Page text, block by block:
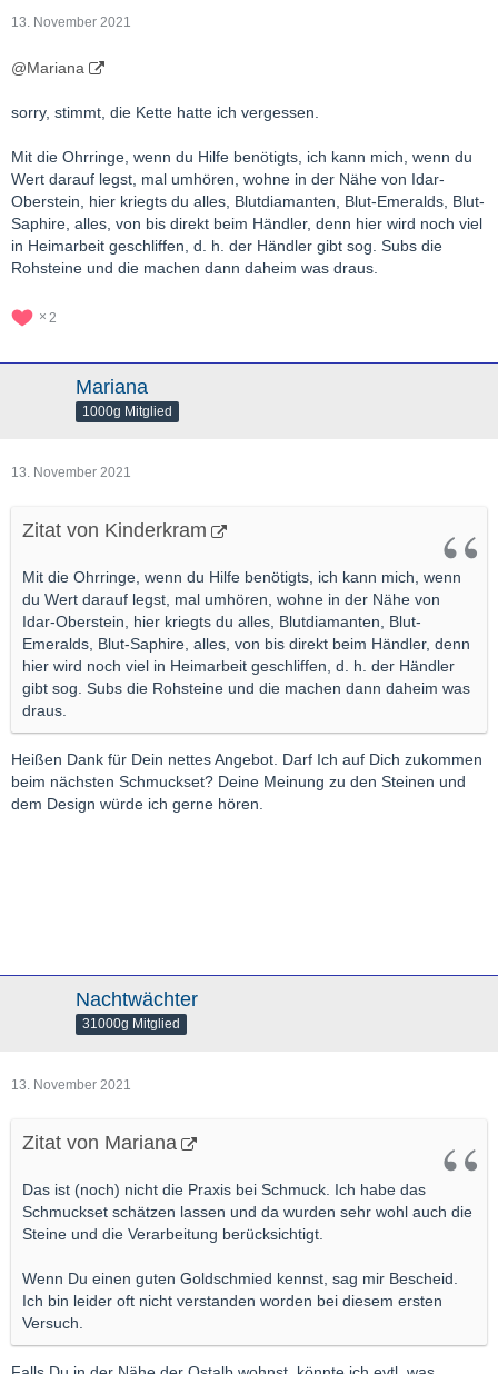
13. November 2021
@Mariana
sorry, stimmt, die Kette hatte ich vergessen.
Mit die Ohrringe, wenn du Hilfe benötigts, ich kann mich, wenn du
Wert darauf legst, mal umhören, wohne in der Nähe von Idar-
Oberstein, hier kriegts du alles, Blutdiamanten, Blut-Emeralds, Blut-
Saphire, alles, von bis direkt beim Händler, denn hier wird noch viel
in Heimarbeit geschliffen, d. h. der Händler gibt sog. Subs die
Rohsteine und die machen dann daheim was draus.
2
Mariana
1000g Mitglied
13. November 2021
Zitat von Kinderkram
Mit die Ohrringe, wenn du Hilfe benötigts, ich kann mich, wenn
du Wert darauf legst, mal umhören, wohne in der Nähe von
Idar-Oberstein, hier kriegts du alles, Blutdiamanten, Blut-
Emeralds, Blut-Saphire, alles, von bis direkt beim Händler, denn
hier wird noch viel in Heimarbeit geschliffen, d. h. der Händler
gibt sog. Subs die Rohsteine und die machen dann daheim was
draus.
Heißen Dank für Dein nettes Angebot. Darf Ich auf Dich zukommen
beim nächsten Schmuckset? Deine Meinung zu den Steinen und
dem Design würde ich gerne hören.
Nachtwächter
31000g Mitglied
13. November 2021
Zitat von Mariana
Das ist (noch) nicht die Praxis bei Schmuck. Ich habe das
Schmuckset schätzen lassen und da wurden sehr wohl auch die
Steine und die Verarbeitung berücksichtigt.
Wenn Du einen guten Goldschmied kennst, sag mir Bescheid.
Ich bin leider oft nicht verstanden worden bei diesem ersten
Versuch.